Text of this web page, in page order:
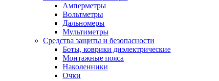
Амперметры
Вольтметры
Дальномеры
Мультиметры
Средства защиты и безопасности
Боты, коврики диэлектрические
Монтажные пояса
Наколенники
Очки